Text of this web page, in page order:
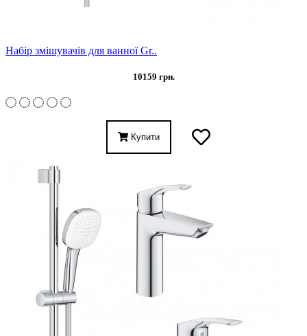
Набір змішувачів для ванної Gr..
10159 грн.
Купити